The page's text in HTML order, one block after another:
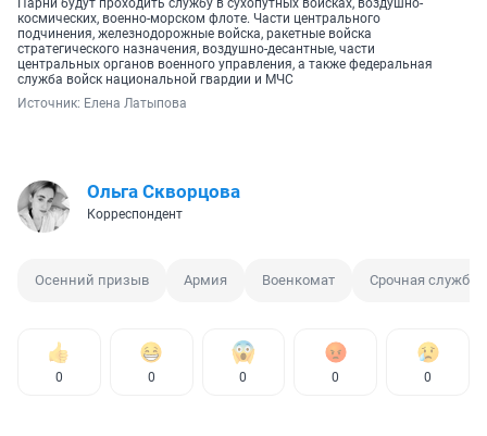
Парни будут проходить службу в сухопутных войсках, воздушно-
космических, военно-морском флоте. Части центрального
подчинения, железнодорожные войска, ракетные войска
стратегического назначения, воздушно-десантные, части
центральных органов военного управления, а также федеральная
служба войск национальной гвардии и МЧС
Источник: Елена Латыпова
Ольга Скворцова
Корреспондент
Осенний призыв Армия Военкомат Срочная служба
0 0 0 0 0